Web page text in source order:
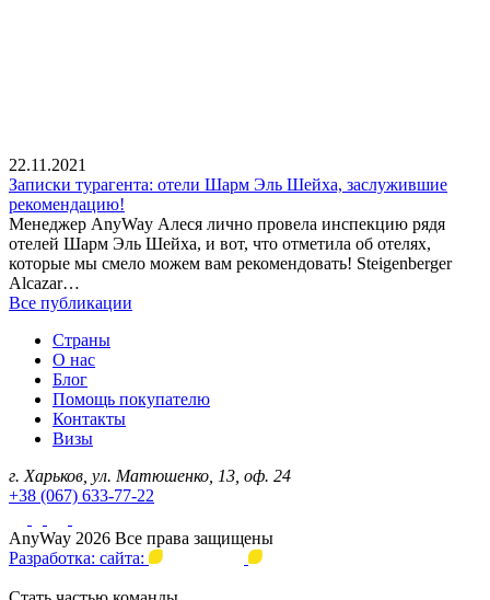
22.11.2021
Записки турагента: отели Шарм Эль Шейха, заслужившие
рекомендацию!
Менеджер AnyWay Алеся лично провела инспекцию рядя
отелей Шарм Эль Шейха, и вот, что отметила об отелях,
которые мы смело можем вам рекомендовать! Steigenberger
Alcazar…
Все публикации
Страны
О нас
Блог
Помощь покупателю
Контакты
Визы
г. Харьков, ул. Матюшенко, 13, оф. 24
+38 (067) 633-77-22
AnyWay 2026 Все права защищены
Разработка: сайта: